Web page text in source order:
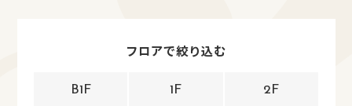
フロアで絞り込む
B1F 1F 2F